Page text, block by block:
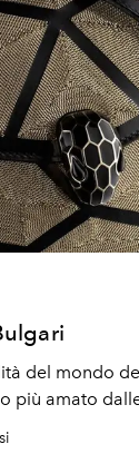
del mondo
più amato